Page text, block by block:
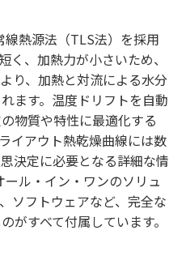
線熱源法（TLS法）を採用
く、加熱力が小さいため、
り、加熱と対流による水分
ます。温度ドリフトを自動
物質や特性に最適化する
イアウト熱乾燥曲線には数
決定に必要となる詳細な情
ール・イン・ワンのソリュ
ソフトウェアなど、完全な
がすべて付属しています。